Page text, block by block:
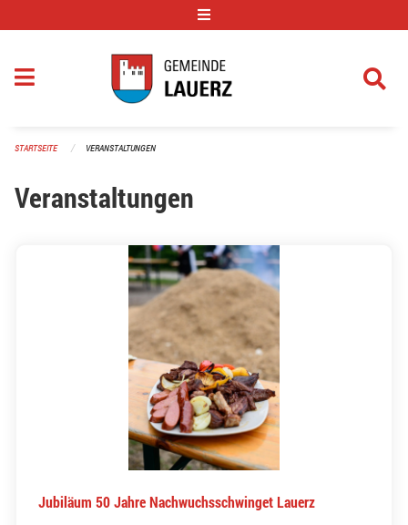
STARTSEITE VERANSTALTUNGEN
Veranstaltungen
Jubiläum 50 Jahre Nachwuchsschwinget Lauerz